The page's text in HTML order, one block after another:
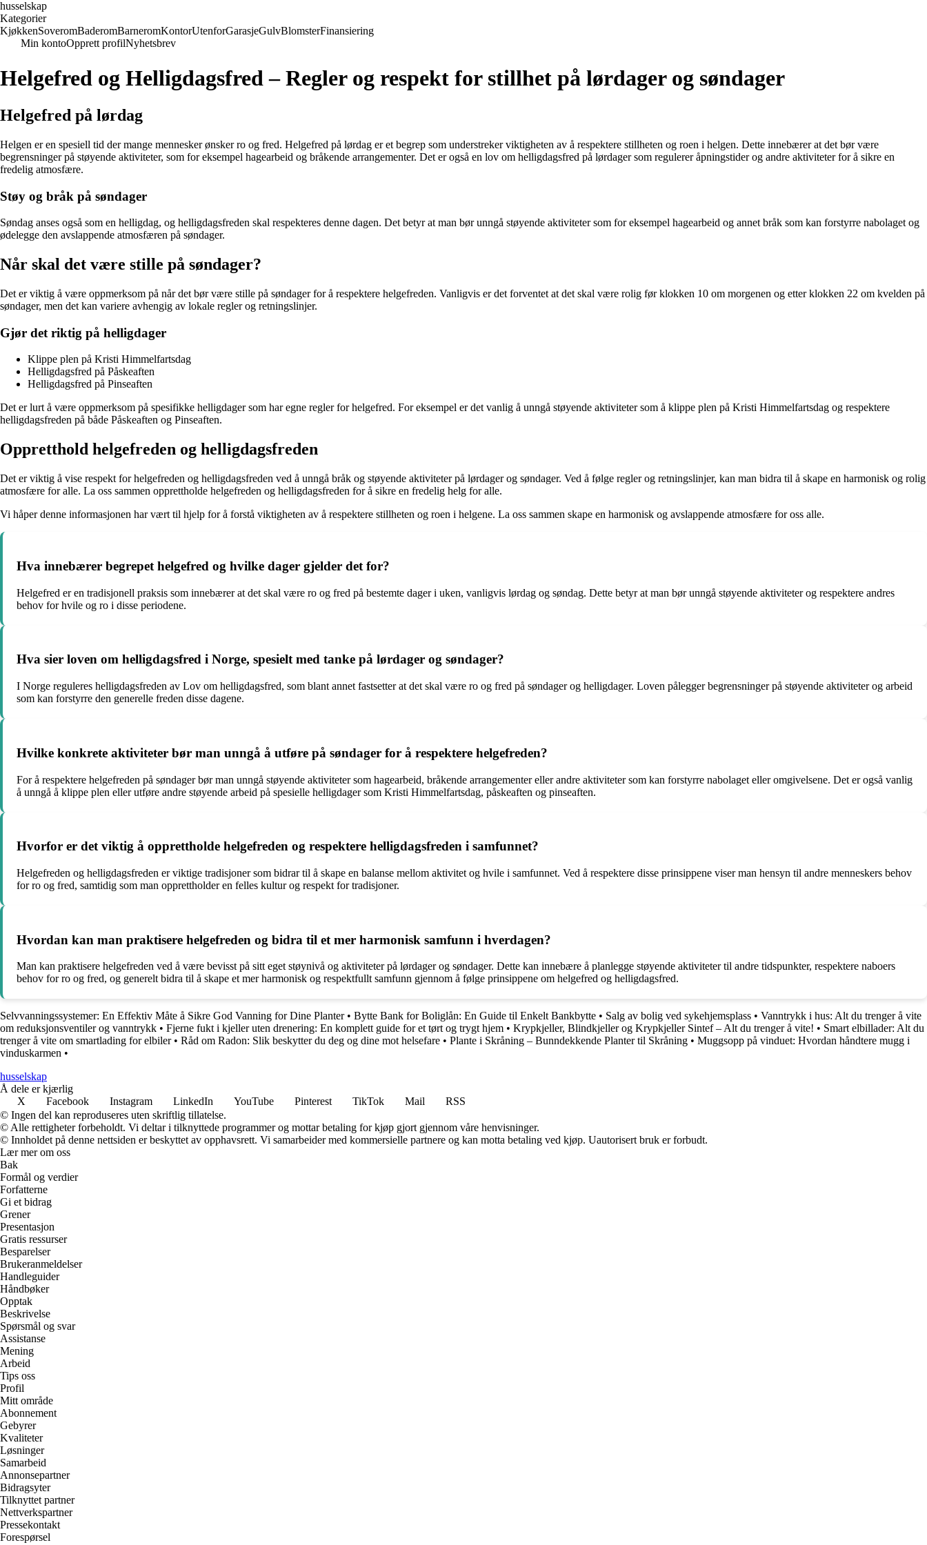
husselskap
Kategorier
KjøkkenSoveromBaderomBarneromKontorUtenforGarasjeGulvBlomsterFinansiering
Min kontoOpprett profilNyhetsbrev
Helgefred og Helligdagsfred – Regler og respekt for stillhet på lørdager og søndager
Helgefred på lørdag
Helgen er en spesiell tid der mange mennesker ønsker ro og fred. Helgefred på lørdag er et begrep som understreker viktigheten av å respektere stillheten og roen i helgen. Dette innebærer at det bør være
begrensninger på støyende aktiviteter, som for eksempel hagearbeid og bråkende arrangementer. Det er også en lov om helligdagsfred på lørdager som regulerer åpningstider og andre aktiviteter for å sikre en
fredelig atmosfære.
Støy og bråk på søndager
Søndag anses også som en helligdag, og helligdagsfreden skal respekteres denne dagen. Det betyr at man bør unngå støyende aktiviteter som for eksempel hagearbeid og annet bråk som kan forstyrre nabolaget og
ødelegge den avslappende atmosfæren på søndager.
Når skal det være stille på søndager?
Det er viktig å være oppmerksom på når det bør være stille på søndager for å respektere helgefreden. Vanligvis er det forventet at det skal være rolig før klokken 10 om morgenen og etter klokken 22 om kvelden på
søndager, men det kan variere avhengig av lokale regler og retningslinjer.
Gjør det riktig på helligdager
Klippe plen på Kristi Himmelfartsdag
Helligdagsfred på Påskeaften
Helligdagsfred på Pinseaften
Det er lurt å være oppmerksom på spesifikke helligdager som har egne regler for helgefred. For eksempel er det vanlig å unngå støyende aktiviteter som å klippe plen på Kristi Himmelfartsdag og respektere
helligdagsfreden på både Påskeaften og Pinseaften.
Oppretthold helgefreden og helligdagsfreden
Det er viktig å vise respekt for helgefreden og helligdagsfreden ved å unngå bråk og støyende aktiviteter på lørdager og søndager. Ved å følge regler og retningslinjer, kan man bidra til å skape en harmonisk og rolig
atmosfære for alle. La oss sammen opprettholde helgefreden og helligdagsfreden for å sikre en fredelig helg for alle.
Vi håper denne informasjonen har vært til hjelp for å forstå viktigheten av å respektere stillheten og roen i helgene. La oss sammen skape en harmonisk og avslappende atmosfære for oss alle.
Hva innebærer begrepet helgefred og hvilke dager gjelder det for?
Helgefred er en tradisjonell praksis som innebærer at det skal være ro og fred på bestemte dager i uken, vanligvis lørdag og søndag. Dette betyr at man bør unngå støyende aktiviteter og respektere andres
behov for hvile og ro i disse periodene.
Hva sier loven om helligdagsfred i Norge, spesielt med tanke på lørdager og søndager?
I Norge reguleres helligdagsfreden av Lov om helligdagsfred, som blant annet fastsetter at det skal være ro og fred på søndager og helligdager. Loven pålegger begrensninger på støyende aktiviteter og arbeid
som kan forstyrre den generelle freden disse dagene.
Hvilke konkrete aktiviteter bør man unngå å utføre på søndager for å respektere helgefreden?
For å respektere helgefreden på søndager bør man unngå støyende aktiviteter som hagearbeid, bråkende arrangementer eller andre aktiviteter som kan forstyrre nabolaget eller omgivelsene. Det er også vanlig
å unngå å klippe plen eller utføre andre støyende arbeid på spesielle helligdager som Kristi Himmelfartsdag, påskeaften og pinseaften.
Hvorfor er det viktig å opprettholde helgefreden og respektere helligdagsfreden i samfunnet?
Helgefreden og helligdagsfreden er viktige tradisjoner som bidrar til å skape en balanse mellom aktivitet og hvile i samfunnet. Ved å respektere disse prinsippene viser man hensyn til andre menneskers behov
for ro og fred, samtidig som man opprettholder en felles kultur og respekt for tradisjoner.
Hvordan kan man praktisere helgefreden og bidra til et mer harmonisk samfunn i hverdagen?
Man kan praktisere helgefreden ved å være bevisst på sitt eget støynivå og aktiviteter på lørdager og søndager. Dette kan innebære å planlegge støyende aktiviteter til andre tidspunkter, respektere naboers
behov for ro og fred, og generelt bidra til å skape et mer harmonisk og respektfullt samfunn gjennom å følge prinsippene om helgefred og helligdagsfred.
Selvvanningssystemer: En Effektiv Måte å Sikre God Vanning for Dine Planter• Bytte Bank for Boliglån: En Guide til Enkelt Bankbytte • Salg av bolig ved sykehjemsplass • Vanntrykk i hus: Alt du trenger å vite
om reduksjonsventiler og vanntrykk • Fjerne fukt i kjeller uten drenering: En komplett guide for et tørt og trygt hjem • Krypkjeller, Blindkjeller og Krypkjeller Sintef – Alt du trenger å vite! • Smart elbillader: Alt du
trenger å vite om smartlading for elbiler• Råd om Radon: Slik beskytter du deg og dine mot helsefare • Plante i Skråning – Bunndekkende Planter til Skråning • Muggsopp på vinduet: Hvordan håndtere mugg i
vinduskarmen •
husselskap
Å dele er kjærlig
X
Facebook Instagram LinkedIn YouTube Pinterest TikTok Mail
RSS
© Ingen del kan reproduseres uten skriftlig tillatelse.
© Alle rettigheter forbeholdt. Vi deltar i tilknyttede programmer og mottar betaling for kjøp gjort gjennom våre henvisninger.
© Innholdet på denne nettsiden er beskyttet av opphavsrett. Vi samarbeider med kommersielle partnere og kan motta betaling ved kjøp. Uautorisert bruk er forbudt.
Lær mer om oss
Bak
Formål og verdier
Forfatterne
Gi et bidrag
Grener
Presentasjon
Gratis ressurser
Besparelser
Brukeranmeldelser
Handleguider
Håndbøker
Opptak
Beskrivelse
Spørsmål og svar
Assistanse
Mening
Arbeid
Tips oss
Profil
Mitt område
Abonnement
Gebyrer
Kvaliteter
Løsninger
Samarbeid
Annonsepartner
Bidragsyter
Tilknyttet partner
Nettverkspartner
Pressekontakt
Forespørsel